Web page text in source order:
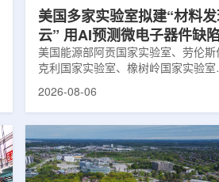
美国多家实验室拟建“材料
云” 用AI预测微电子器件缺
响
美国能源部阿贡国家实验室、劳伦斯
克利国家实验室、橡树岭国家实验室
智能框架，预测微小缺陷如何影响微
子器件的性能和寿命。材料发现云可
化图，这是一个基于物理学原理的人
智能框架，它整合了实验数据、模拟
2026-08-06